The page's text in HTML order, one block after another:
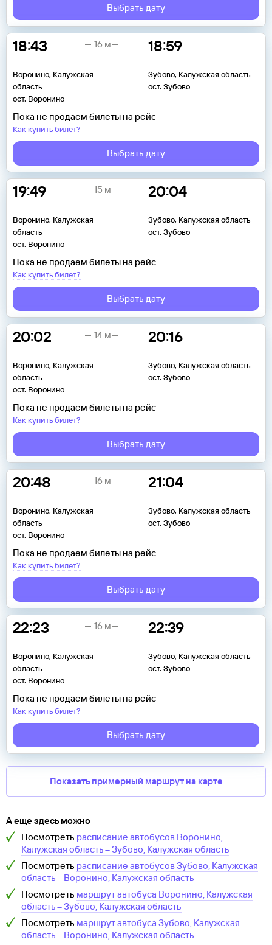
Выбрать дату
18:43
Воронино, Калужская
область
ост. Воронино
18:59
Зубово, Калужская область
ост. Зубово
16 м
Пока не продаем билеты на рейс
Как купить билет?
Выбрать дату
19:49
Воронино, Калужская
область
ост. Воронино
20:04
Зубово, Калужская область
ост. Зубово
15 м
Пока не продаем билеты на рейс
Как купить билет?
Выбрать дату
20:02
Воронино, Калужская
область
ост. Воронино
20:16
Зубово, Калужская область
ост. Зубово
14 м
Пока не продаем билеты на рейс
Как купить билет?
Выбрать дату
20:48
Воронино, Калужская
область
ост. Воронино
21:04
Зубово, Калужская область
ост. Зубово
16 м
Пока не продаем билеты на рейс
Как купить билет?
Выбрать дату
22:23
Воронино, Калужская
область
ост. Воронино
22:39
Зубово, Калужская область
ост. Зубово
16 м
Пока не продаем билеты на рейс
Как купить билет?
Выбрать дату
Показать примерный маршрут на карте
А еще здесь можно
Посмотреть расписание автобусов Воронино,
Калужская область–Зубово, Калужская область
Посмотреть расписание автобусовЗубово, Калужская
область– Воронино, Калужская область
Посмотреть маршрут автобуса Воронино, Калужская
область–Зубово, Калужская область
Посмотреть маршрут автобуса Зубово, Калужская
область– Воронино, Калужская область